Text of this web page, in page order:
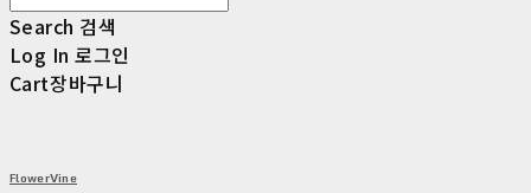
Search 검색
Log In 로그인
Cart장바구니
FlowerVine